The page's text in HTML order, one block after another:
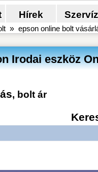
Hírek Szervíz
» epson online bolt
Irodai eszköz
, bolt ár